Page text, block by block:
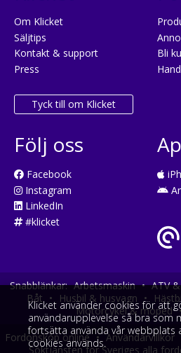
Om Klicket
Säljtips
Kontakt & support
Press
Tyck till om Klicket
Bli
Följ oss
Facebook
Instagram
LinkedIn
#klicket
Snabblänkar: Arbetsmaskin • ATV
Båt • Husbil & husvagn •
Motorcykel & moped
Fordonsköp online • Användarvillkor
Söktjänsten för Sveriges alla
Klicket använder cookies för att
användarupplevelse så bra som
fortsätta använda vår webbplats
cookies används.